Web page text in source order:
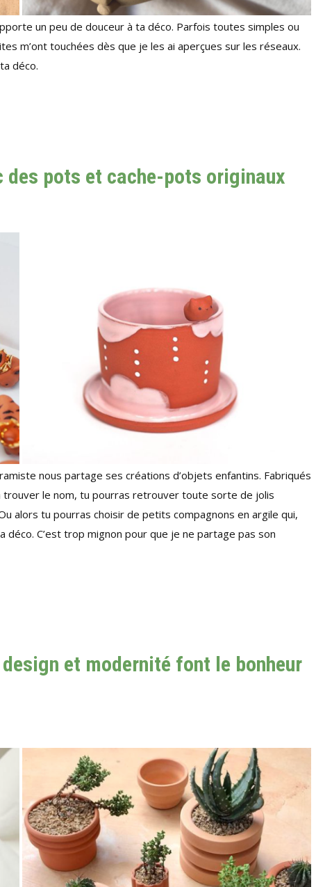
un peu de douceur à ta déco. Parfois toutes simples ou
m’ont touchées dès que je les ai aperçues sur les réseaux.
déco.
des pots et cache-pots originaux
nous partage ses créations d’objets enfantins. Fabriqués
trouver le nom, tu pourras retrouver toute sorte de jolis
alors tu pourras choisir de petits compagnons en argile qui,
C’est trop mignon pour que je ne partage pas son
et modernité font le bonheur